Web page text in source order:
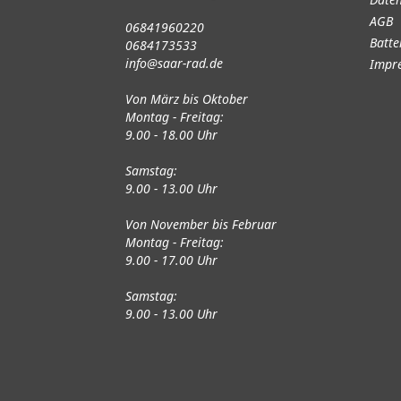
06841960220
0684173533
info@saar-rad.de
Von März bis Oktober
Montag - Freitag:
9.00 - 18.00 Uhr
Samstag:
9.00 - 13.00 Uhr
Von November bis Februar
Montag - Freitag:
9.00 - 17.00 Uhr
Samstag:
9.00 - 13.00 Uhr
AGB